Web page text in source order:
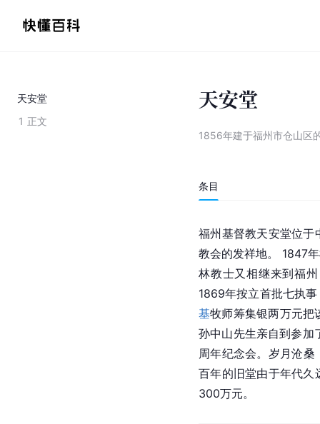
天安堂
1 正文
天安堂
1856年建于福州市仓山区
条目
福州基督教天安堂位于
教会的发祥地。 1847
林教士又相继来到福
1869年按立首批七执
基牧师筹集银两万元把
孙中山先生亲自到参加
周年纪念会。岁月沧
百年的旧堂由于年代
300万元。